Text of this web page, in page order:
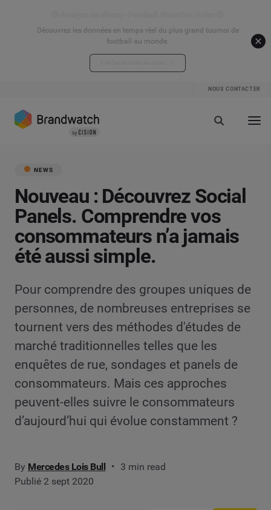
Découvrez les données en temps réel du plus grand tournoi de
football au monde.
NOUS CONTACTER
NEWS
Nouveau : Découvrez Social
Panels. Comprendre vos
consommateurs n’a jamais
été aussi simple.
Pour comprendre des groupes uniques de
personnes, de nombreuses entreprises se
tournent vers des méthodes d'études de
marché traditionnelles telles que les
enquêtes de rue, sondages et panels de
consommateurs. Mais ces approches
peuvent-elles suivre le consommateurs
d’aujourd’hui qui évolue constamment ?
By Mercedes Lois Bull
3 min read
Publié 2 sept 2020